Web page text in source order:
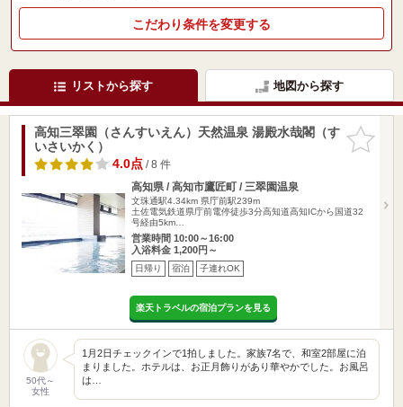
こだわり条件を変更する
リストから探す 地図から探す
お気に入
りに追加
高知三翠園（さんすいえん）天然温泉 湯殿水哉閣（す
いさいかく）
4.0点/ 8 件
高知県 / 高知市鷹匠町 / 三翠園温泉
文珠通駅4.34km 県庁前駅239m
土佐電気鉄道県庁前電停徒歩3分高知道高知ICから国道32
号経由5km…
営業時間 10:00～16:00
入浴料金 1,200円～
日帰り 宿泊 子連れOK
楽天トラベルの宿泊プランを見る
50代～
女性
1月2日チェックインで1拍しました。家族7名で、和室2部屋に泊
まりました。ホテルは、お正月飾りがあり華やかでした。お風呂
は…